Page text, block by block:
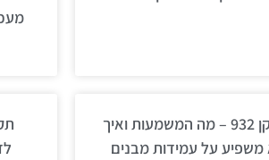
תו תקן 932 – מה המשמעות ואיך
משפיע על עמידות מבנים